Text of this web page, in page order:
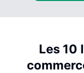
Les 10